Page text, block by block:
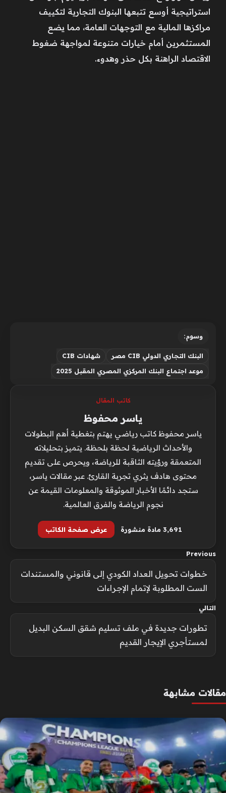
استراتيجية أوسع تتبعها البنوك التجارية لتكييف
مراكزها المالية مع التوجهات العامة، مما يضع
المستثمرين أمام خيارات متنوعة لمواجهة ضغوط
الاقتصاد الراهنة بكل حذر وهدوء.
وسوم:
البنك التجاري الدولي CIB مصر
شهادات CIB
موعد اجتماع البنك المركزي المصري المقبل 2025
كاتب المقال
ياسر محفوظ
ياسر محفوظ كاتب رياضي يهتم بتغطية أهم البطولات
والأحداث الرياضية لحظة بلحظة. يتميز بتحليلاته
المتعمقة ورؤيته الثاقبة للرياضة، ويحرص على تقديم
محتوى هادف يثري تجربة القارئ. عبر مقالات ياسر،
ستجد دائمًا الأخبار الموثوقة والمعلومات القيمة عن
نجوم الرياضة والفرق العالمية.
3٬691 مادة منشورة عرض صفحة الكاتب
Previous
خطوات تحويل العداد الكودي إلى قانوني والمستندات
الست المطلوبة لإتمام الإجراءات
التالي
تطورات جديدة في ملف تسليم شقق السكن البديل
لمستأجري الإيجار القديم
مقالات مشابهة